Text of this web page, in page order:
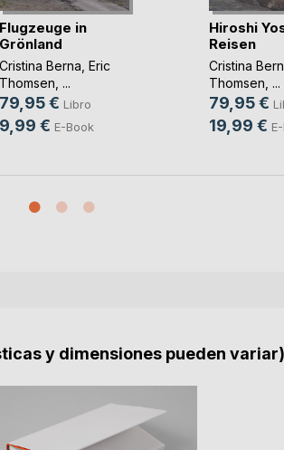
Flugzeuge in
Grönland
Cristina Berna Eric
Thomsen , ...
79,95 € Libro
9,99 € E-Book
Hiroshi
Reisen
Cristina
Thomsen , ...
79,95 €
19,99 €
y dimensiones pueden variar)